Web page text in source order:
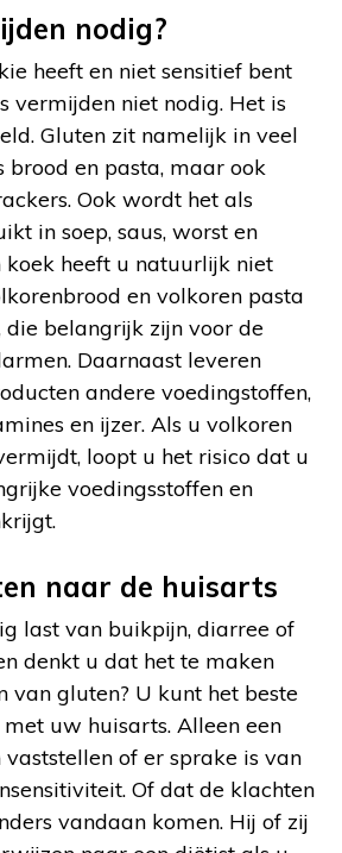
nodig?
heeft en niet sensitief bent
vermijden niet nodig. Het is
Gluten zit namelijk in veel
brood en pasta, maar ook
Ook wordt het als
in soep, saus, worst en
koek heeft u natuurlijk niet
en volkoren pasta
die belangrijk zijn voor de
Daarnaast leveren
andere voedingstoffen,
en ijzer. Als u volkoren
loopt u het risico dat u
voedingsstoffen en
naar de huisarts
last van buikpijn, diarree of
denkt u dat het te maken
van gluten? U kunt het beste
uw huisarts. Alleen een
of er sprake is van
Of dat de klachten
vandaan komen. Hij of zij